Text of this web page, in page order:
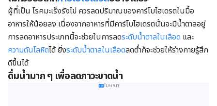
ผู้ที่เป็น โรคมะเร็งรังไข่ ควรลดปริมาณของคาร์โบไฮเดรตในมื้อ
อาหารให้น้อยลง เนื่องจากอาหารที่มีคาร์โบไฮเดรตนั้นจะมีน้ำตาลอยู่
การลดอาหารประเภทนี้จะช่วยในการลดระดับน้ำตาลในเลือด และ
ความดันโลหิตได้ ยิ่งระดับน้ำตาลในเลือดลดต่ำก็จะช่วยให้ร่างกายรู้สึก
ดีขึ้นได้
ดื่มน้ำมาก ๆ เพื่อลดภาวะขาดน้ำ
โฆษณา